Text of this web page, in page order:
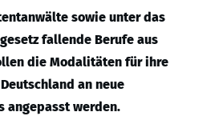
sowie unter das
fallende Berufe aus
die Modalitäten für ihre
an neue
angepasst werden.